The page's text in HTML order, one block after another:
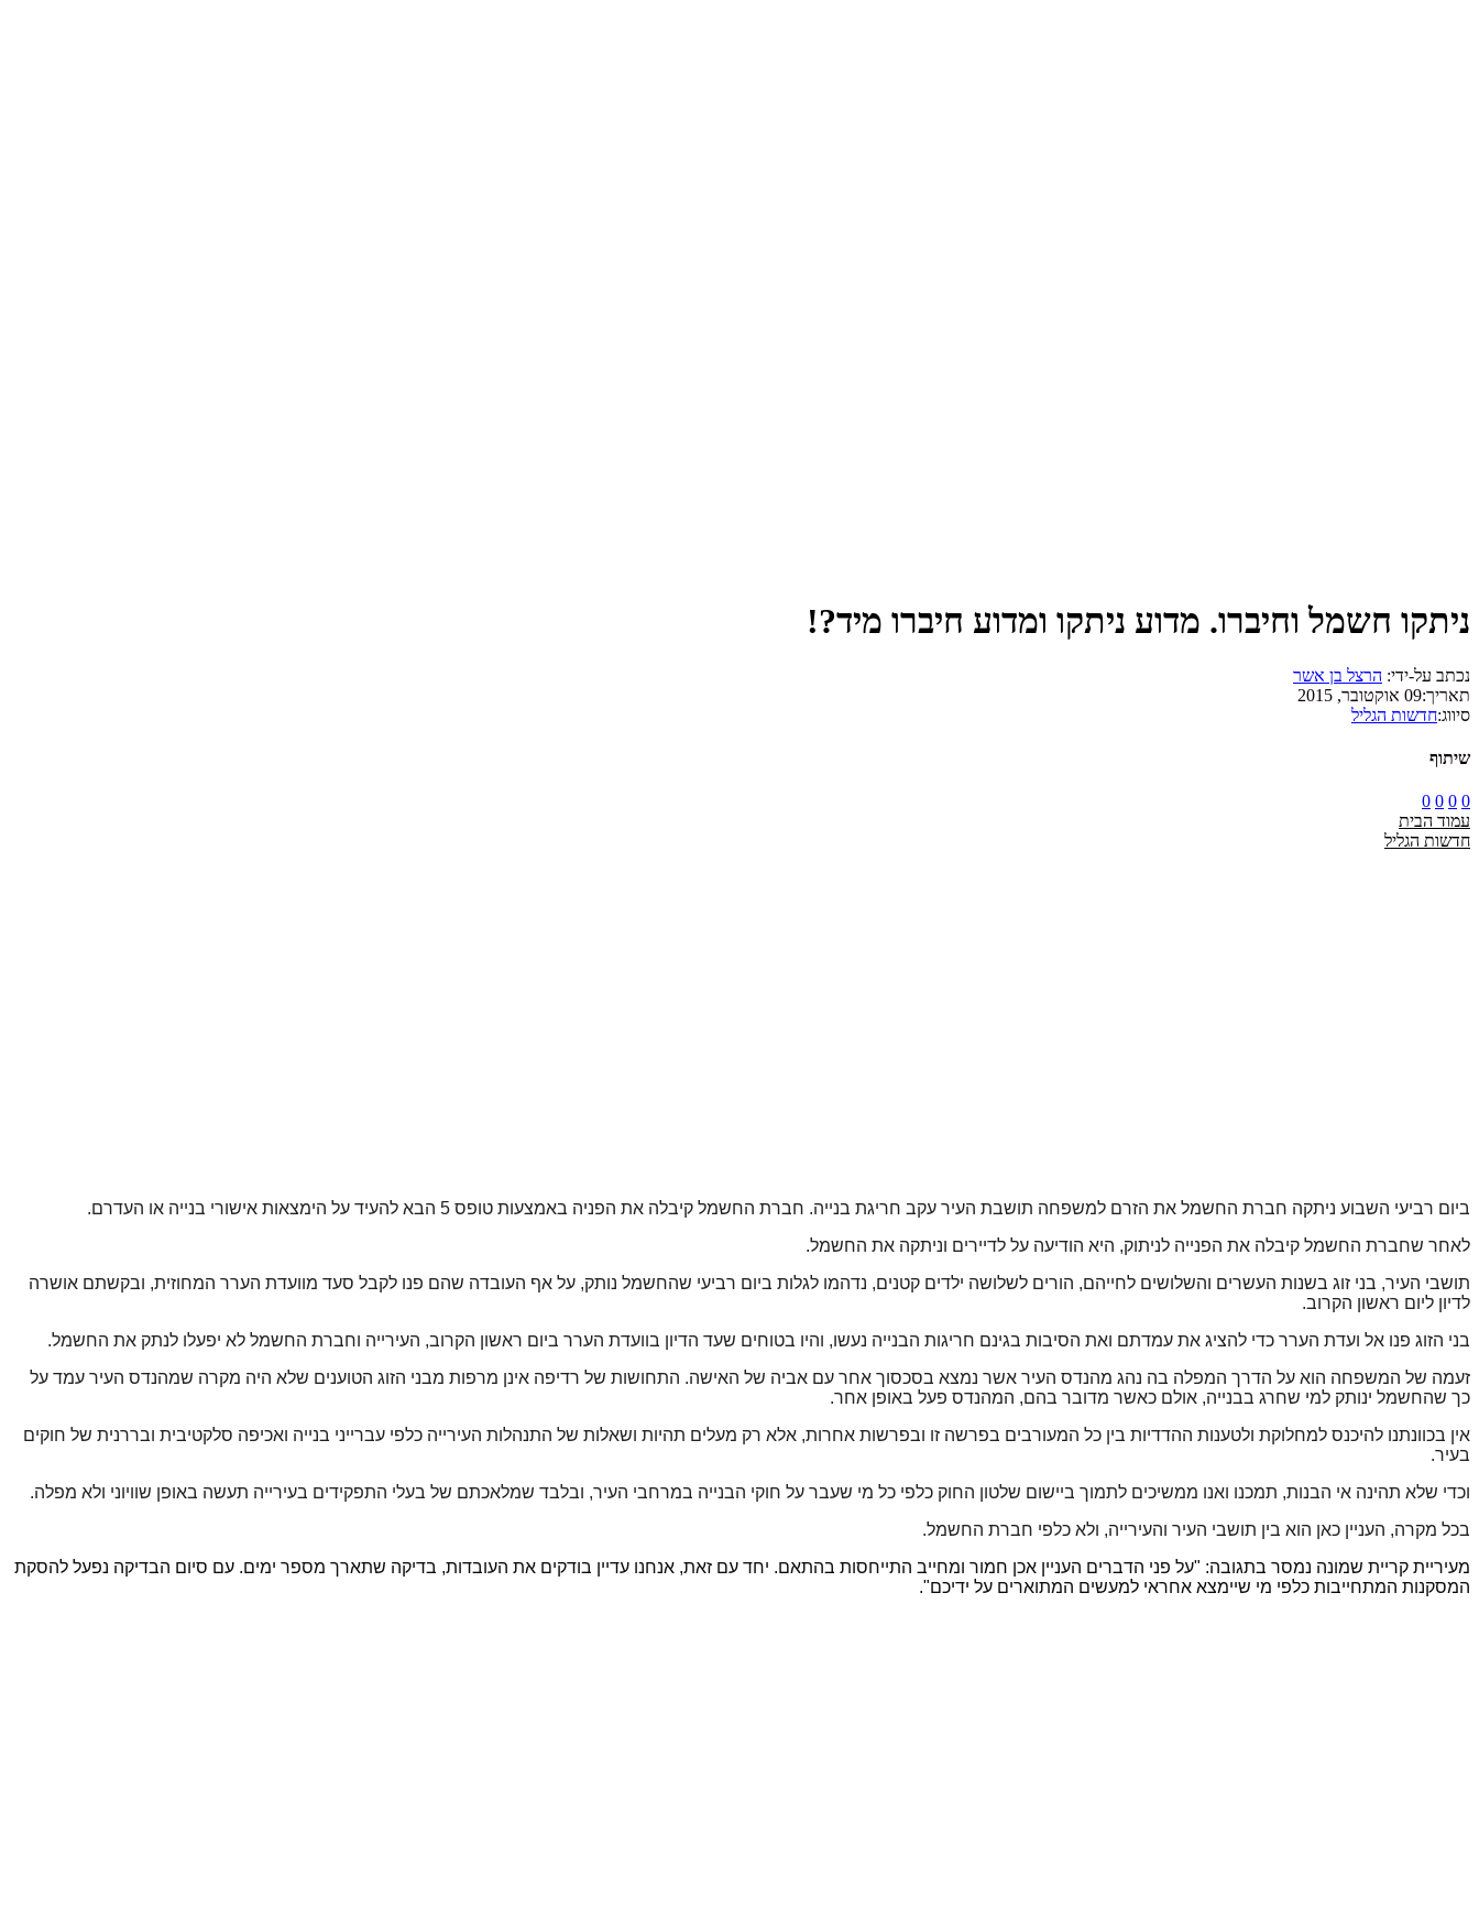
ניתקו חשמל וחיברו. מדוע ניתקו ומדוע חיברו מיד?!
נכתב על-ידי: הרצל בן אשר
תאריך:09 אוקטובר, 2015
סיווג:חדשות הגליל
שיתוף
0
0
0
0
עמוד הבית
חדשות הגליל
ביום רביעי השבוע ניתקה חברת החשמל את הזרם למשפחה תושבת העיר עקב חריגת בנייה. חברת החשמל קיבלה את הפניה באמצעות טופס 5 הבא להעיד על הימצאות אישורי בנייה או העדרם.
לאחר שחברת החשמל קיבלה את הפנייה לניתוק, היא הודיעה על לדיירים וניתקה את החשמל.
תושבי העיר, בני זוג בשנות העשרים והשלושים לחייהם, הורים לשלושה ילדים קטנים, נדהמו לגלות ביום רביעי שהחשמל נותק, על אף העובדה שהם פנו לקבל סעד מוועדת הערר המחוזית, ובקשתם אושרה
לדיון ליום ראשון הקרוב.
בני הזוג פנו אל ועדת הערר כדי להציג את עמדתם ואת הסיבות בגינם חריגות הבנייה נעשו, והיו בטוחים שעד הדיון בוועדת הערר ביום ראשון הקרוב, העירייה וחברת החשמל לא יפעלו לנתק את החשמל.
זעמה של המשפחה הוא על הדרך המפלה בה נהג מהנדס העיר אשר נמצא בסכסוך אחר עם אביה של האישה. התחושות של רדיפה אינן מרפות מבני הזוג הטוענים שלא היה מקרה שמהנדס העיר עמד על
כך שהחשמל ינותק למי שחרג בבנייה, אולם כאשר מדובר בהם, המהנדס פעל באופן אחר.
אין בכוונתנו להיכנס למחלוקת ולטענות ההדדיות בין כל המעורבים בפרשה זו ובפרשות אחרות, אלא רק מעלים תהיות ושאלות של התנהלות העירייה כלפי עברייני בנייה ואכיפה סלקטיבית ובררנית של חוקים
בעיר.
וכדי שלא תהינה אי הבנות, תמכנו ואנו ממשיכים לתמוך ביישום שלטון החוק כלפי כל מי שעבר על חוקי הבנייה במרחבי העיר, ובלבד שמלאכתם של בעלי התפקידים בעירייה תעשה באופן שוויוני ולא מפלה.
בכל מקרה, העניין כאן הוא בין תושבי העיר והעירייה, ולא כלפי חברת החשמל.
מעיריית קריית שמונה נמסר בתגובה: "על פני הדברים העניין אכן חמור ומחייב התייחסות בהתאם. יחד עם זאת, אנחנו עדיין בודקים את העובדות, בדיקה שתארך מספר ימים. עם סיום הבדיקה נפעל להסקת
המסקנות המתחייבות כלפי מי שיימצא אחראי למעשים המתוארים על ידיכם".